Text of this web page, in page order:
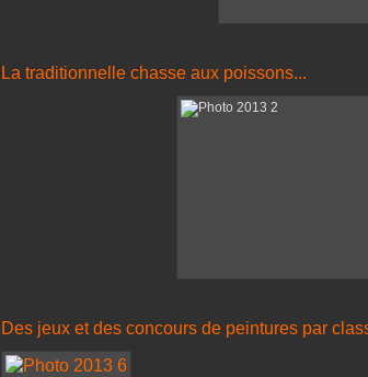
La traditionnelle chasse aux poissons...
Des jeux et des concours de peintures par